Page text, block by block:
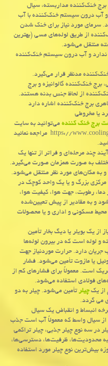
خنک‌کننده مداربسته، سیال
آب درون سیستم خنک‌کننده با آب
سرمای مورد نیاز برای خنک شدن
از طریق لوله‌های مسی (بهترین
منتقل می‌شود.
ندارد و آب درون سیستم خنک‌کننده
مدنظر قرار می‌گیرد.
خنک‌کننده گالوانیزه و برج
از لحاظ جنس بدنه هستند.
برج خنک‌کننده اشاره دارد
یا مخروطی
برج خنک کنندهمی‌توانید به سایت
شرکت مهتاب گستر به آدرس https://www.cooling-tower.ir مراجعه نمائید
چند مرحله‌ای و فراتر از تنها یک
به صورت همزمان صورت می‌گیرد.
به مکان‌های مورد نظر منتقل می‌شود.
بزرگ و یا یک واحد کوچک در
رطوبت، جهت هوا، کیفیت هوا،
و به مقادیر از پیش تعیین‌شده
مسکونی و اداری و یا محصولات
یک بویلر یا دیگ بخار تأمین
و لوله است که در بیرون لوله‌ها
دارد. حرارت موردنیاز جهت
یا مازوت تأمین می‌شود. فشار
است. معمولاً برای فشارهای کم از
فولادی استفاده می‌شود.
از یکچیلرتأمین می‌شود. چیلر به دو
می گردد.
انبساط و انقباض یک سیال
از سیال واسط که معمولاً آب است جذب
در سه نوع چیلر جذبی، چیلر تراکمی
محدودیت‌ها، ظرفیت‌ها، دسترسی‌ها،
بیش‌ترین نوع چیلر مورد استفاده